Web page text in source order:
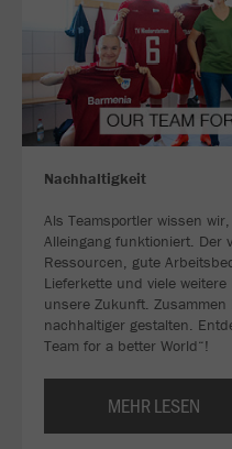
Nachhaltigkeit
Als Teamsportler wissen
Alleingang funktioniert. Der
Ressourcen, gute
Lieferkette und viele
unsere Zukunft.
nachhaltiger gestalten.
Team for a better World“!
MEHR LESEN